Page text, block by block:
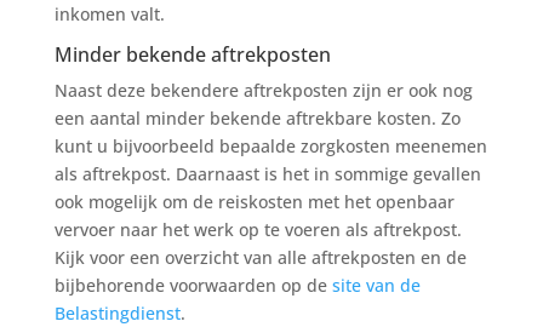
inkomen valt.
Minder bekende aftrekposten
Naast deze bekendere aftrekposten zijn er ook nog
een aantal minder bekende aftrekbare kosten. Zo
kunt u bijvoorbeeld bepaalde zorgkosten meenemen
als aftrekpost. Daarnaast is het in sommige gevallen
ook mogelijk om de reiskosten met het openbaar
vervoer naar het werk op te voeren als aftrekpost.
Kijk voor een overzicht van alle aftrekposten en de
bijbehorende voorwaarden op de site van de
Belastingdienst.